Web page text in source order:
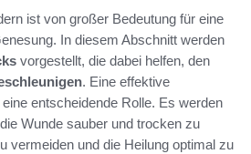
ist von großer Bedeutung für eine
In diesem Abschnitt werden
vorgestellt, die dabei helfen, den
. Eine effektive
entscheidende Rolle. Es werden
Wunde sauber und trocken zu
vermeiden und die Heilung optimal zu